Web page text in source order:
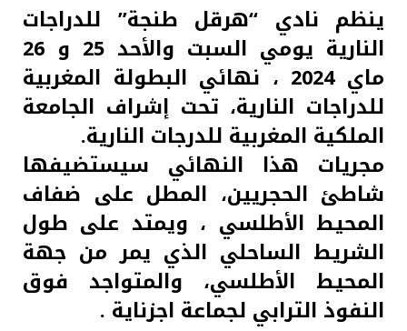
ينظم نادي “هرقل طنجة” للدراجات
النارية يومي السبت والأحد 25 و 26
ماي 2024 ، نهائي البطولة المغربية
للدراجات النارية، تحت إشراف الجامعة
الملكية المغربية للدرجات النارية.
مجريات هذا النهائي سيستضيفها
شاطئ الحجريين، المطل على ضفاف
المحيط الأطلسي ، ويمتد على طول
الشريط الساحلي الذي يمر من جهة
المحيط الأطلسي، والمتواجد فوق
النفوذ الترابي لجماعة اجزناية .